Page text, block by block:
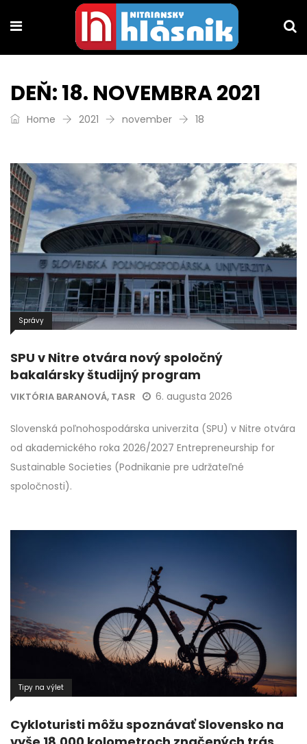
DEŇ:18. NOVEMBRA 2021
Home 2021 november 18
Správy
SPU v Nitre otvára nový spoločný
bakalársky študijný program
VIKTÓRIA BARANOVÁ, TASR 6. augusta 2026
Slovenská poľnohospodárska univerzita (SPU) v Nitre otvára
od akademického roka 2026/2027 Entrepreneurship for
Sustainable Societies (Podnikanie pre udržateľné
spoločnosti).
Tipy na výlet
Cykloturisti môžu spoznávať Slovensko na